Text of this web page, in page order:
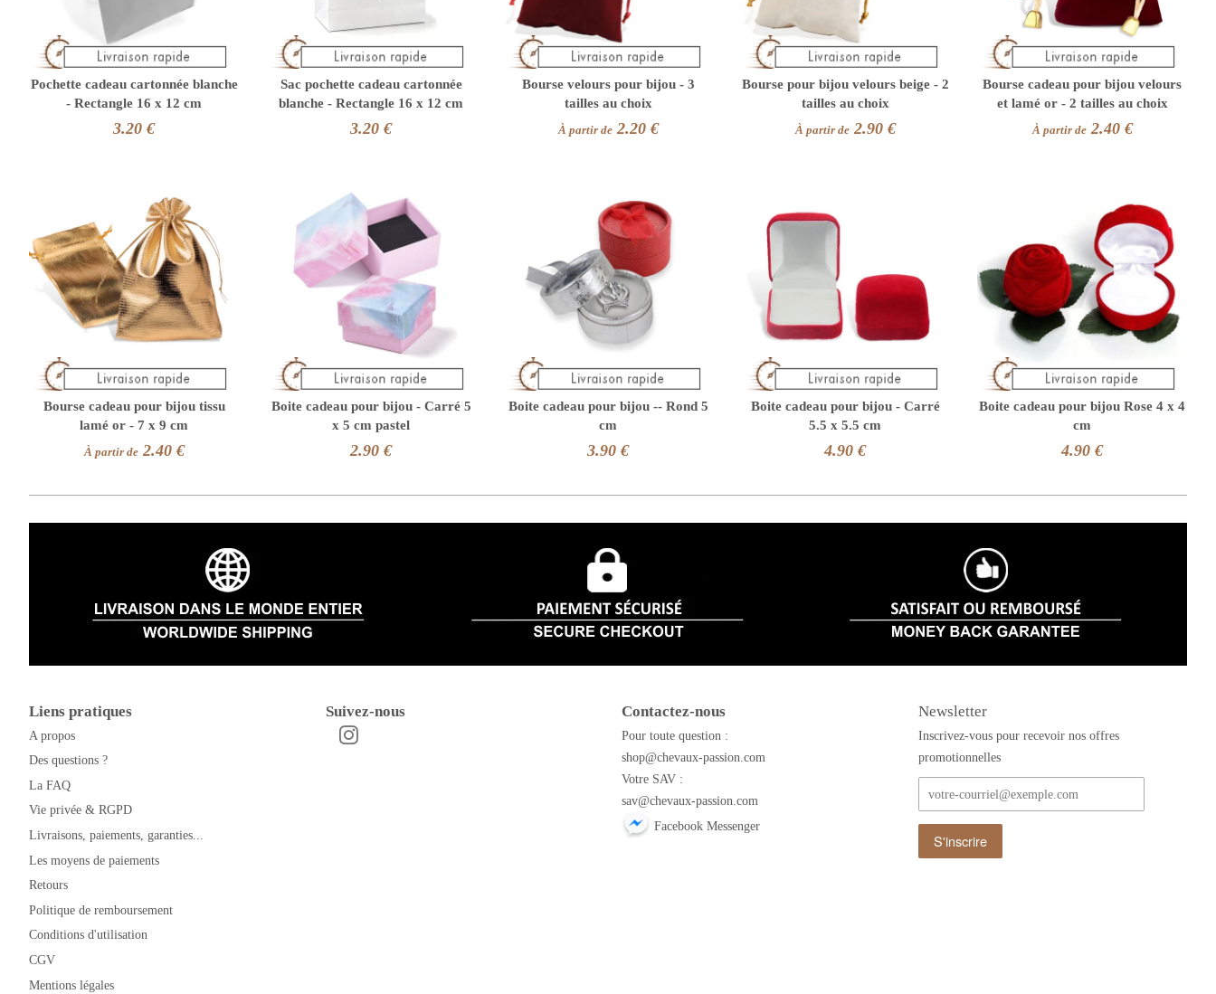
Pochette cadeau cartonnée blanche
- Rectangle 16 x 12 cm
3.20 €
Sac pochette cadeau cartonnée
blanche - Rectangle 16 x 12 cm
3.20 €
Bourse velours pour bijou - 3
tailles au choix
À partir de2.20 €
Bourse pour bijou velours beige - 2
tailles au choix
À partir de2.90 €
Bourse cadeau pour bijou velours
et lamé or - 2 tailles au choix
À partir de2.40 €
Bourse cadeau pour bijou tissu
lamé or - 7 x 9 cm
À partir de2.40 €
Boite cadeau pour bijou - Carré 5
x 5 cm pastel
2.90 €
Boite cadeau pour bijou -- Rond 5
cm
3.90 €
Boite cadeau pour bijou - Carré
5.5 x 5.5 cm
4.90 €
Boite cadeau pour bijou Rose 4 x 4
cm
4.90 €
Liens pratiques
A propos
Des questions ?
La FAQ
Vie privée & RGPD
Livraisons, paiements, garanties...
Les moyens de paiements
Retours
Politique de remboursement
Conditions d'utilisation
CGV
Mentions légales
Suivez-nous
FacebookInstagram
Contactez-nous
Pour toute question :
shop@chevaux-passion.com
Votre SAV :
sav@chevaux-passion.com
Facebook Messenger
Newsletter
Inscrivez-vous pour recevoir nos offres
promotionnelles